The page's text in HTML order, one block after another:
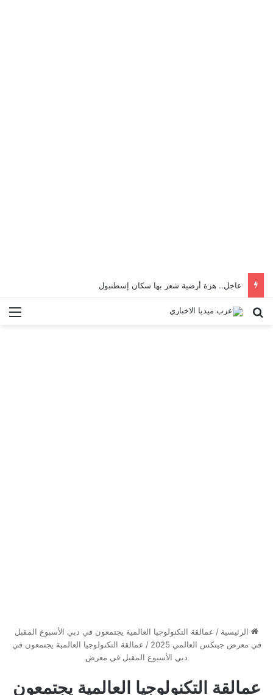
عاجل.. هزة أرضية شعر بها سكان إسطنبول
بحث عن
الرئيسية / عمالقة التكنولوجيا العالمية يجتمعون في دبي الأسبوع المقبل
في معرض جيتكس العالمي 2025
/ عمالقة التكنولوجيا العالمية يجتمعون في
دبي الأسبوع المقبل في معرض
عمالقة التكنولوجيا العالمية يجتمعون